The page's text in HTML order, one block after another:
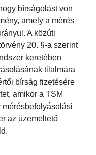
bírságolást von
amely a mérés
A közúti
20. §-a szerint
keretében
tilalmára
bírság fizetésére
amikor a TSM
mérésbefolyásolási
az üzemeltető